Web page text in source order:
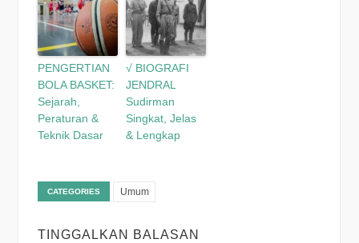
PENGERTIAN
BOLA BASKET:
Sejarah,
Peraturan &
Teknik Dasar
√ BIOGRAFI
JENDRAL
Sudirman
Singkat, Jelas
& Lengkap
CATEGORIES Umum
TINGGALKAN BALASAN